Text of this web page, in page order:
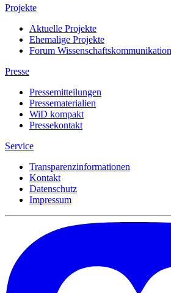
Projekte
Aktuelle Projekte
Ehemalige Projekte
Forum Wissenschaftskommunikation
Presse
Pressemitteilungen
Pressematerialien
WiD kompakt
Pressekontakt
Service
Transparenzinformationen
Kontakt
Datenschutz
Impressum